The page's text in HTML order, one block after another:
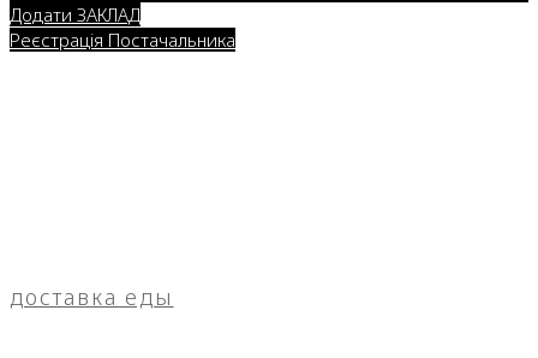
Додати ЗАКЛАД
Реєстрація Постачальника
доставка еды